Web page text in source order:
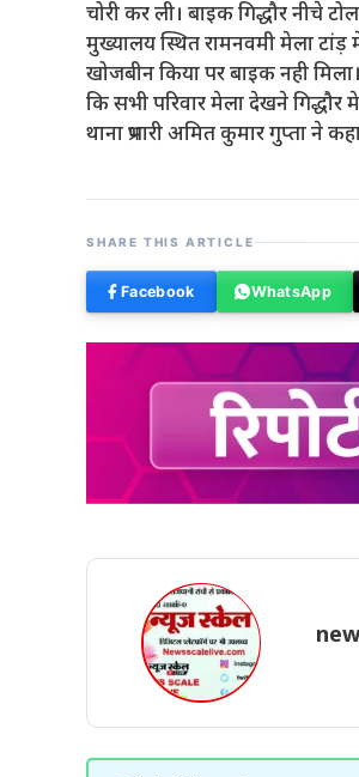
चोरी कर ली। बाइक गिद्धौर नीचे
मुख्यालय स्थित रामनवमी मेला
खोजबीन किया पर बाइक नही
कि सभी परिवार मेला देखने
थाना प्रभारी अमित कुमार गुप्ता ने
SHARE THIS ARTICLE
Facebook WhatsApp